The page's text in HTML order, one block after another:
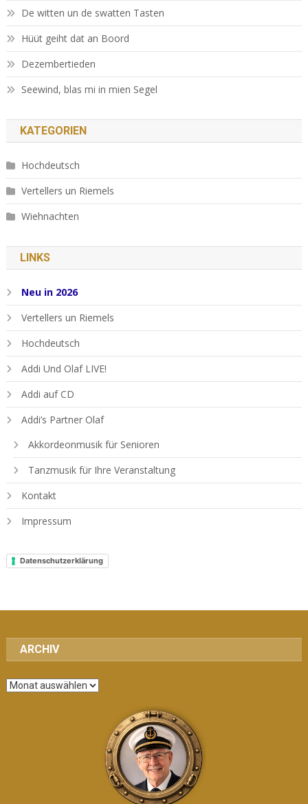
De witten un de swatten Tasten
Hüüt geiht dat an Boord
Dezembertieden
Seewind, blas mi in mien Segel
KATEGORIEN
Hochdeutsch
Vertellers un Riemels
Wiehnachten
LINKS
Neu in 2026
Vertellers un Riemels
Hochdeutsch
Addi Und Olaf LIVE!
Addi auf CD
Addi’s Partner Olaf
Akkordeonmusik für Senioren
Tanzmusik für Ihre Veranstaltung
Kontakt
Impressum
Datenschutzerklärung
ARCHIV
Archiv